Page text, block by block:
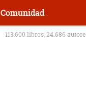
Comunidad
113.600 libros, 24.686